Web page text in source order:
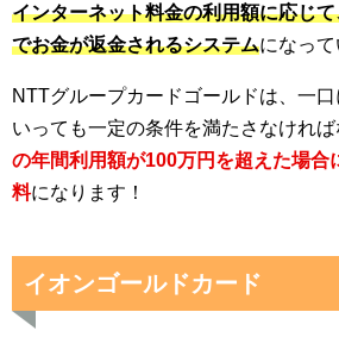
インターネット料金の利用額に応じ
でお金が返金されるシステムになって
NTTグループカードゴールドは、一
いっても一定の条件を満たさなければ
の年間利用額が100万円を超えた場合
料になります！
イオンゴールドカード